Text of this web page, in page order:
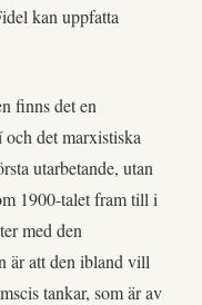
kan uppfatta
finns det en
det marxistiska
utarbetande, utan
1900-talet fram till i
med den
är att den ibland vill
tankar, som är av